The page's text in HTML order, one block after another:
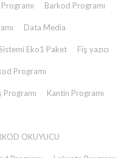
Barkod Programı
Data Media
Eko1 Paket Fiş yazıcı
Programı
Programı Kantin Programı
OKUYUCU